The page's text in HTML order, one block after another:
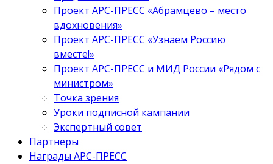
Проект АРС-ПРЕСС «Абрамцево – место
вдохновения»
Проект АРС-ПРЕСС «Узнаем Россию
вместе!»
Проект АРС-ПРЕСС и МИД России «Рядом с
министром»
Точка зрения
Уроки подписной кампании
Экспертный совет
Партнеры
Награды АРС-ПРЕСС